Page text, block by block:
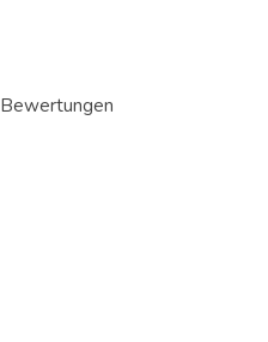
Bewertungen